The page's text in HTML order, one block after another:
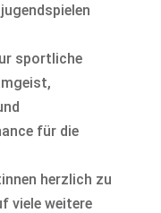
sportliche
für die
herzlich zu
viele weitere